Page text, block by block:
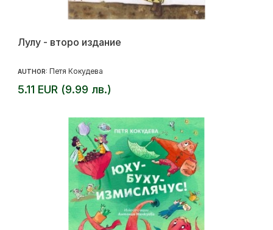
Лулу - второ издание
AUTHOR: Петя Кокудева
5.11 EUR (9.99 лв.)